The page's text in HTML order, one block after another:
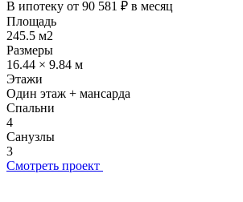
В ипотеку от 90 581 ₽ в месяц
Площадь
245.5 м2
Размеры
16.44 × 9.84 м
Этажи
Один этаж + мансарда
Спальни
4
Санузлы
3
Смотреть проект